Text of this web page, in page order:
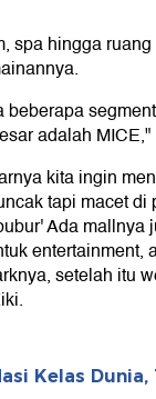
spa hingga
adalah
kita ingin
tapi macet di
Ada mallnya
entertainment,
setelah itu
Kelas Dunia,